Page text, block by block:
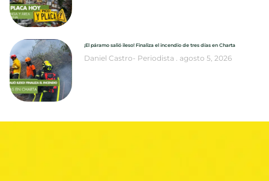
¡El páramo salió ileso! Finaliza el incendio de tres días en Charta
Daniel Castro- Periodista agosto 5, 2026